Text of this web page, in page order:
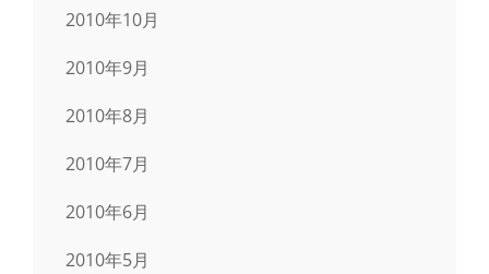
2010年10月
2010年9月
2010年8月
2010年7月
2010年6月
2010年5月